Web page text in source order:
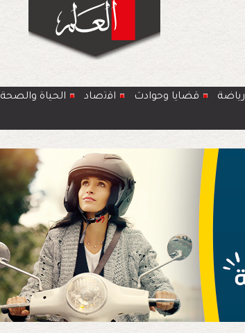
رياضة قضايا وحوادث اﻗﺗﺻﺎد الحياة والصحة